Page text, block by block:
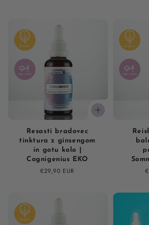
Resasti bradovec
tinktura z ginsengom
in gotu kolo |
Cognigenius EKO
Regular
€29,90 EUR